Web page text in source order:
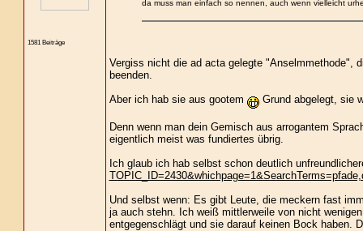
1581 Beiträge
da muss man einfach so nennen, auch wenn vielleicht
Vergiss nicht die ad acta gelegte "Anselmmethode",
beenden.
Aber ich hab sie aus gootem
Grund abgelegt, sie
Denn wenn man dein Gemisch aus arrogantem
eigentlich meist was fundiertes übrig.
Ich glaub ich hab selbst schon deutlich
Und selbst wenn: Es gibt Leute, die meckern fast
ja auch stehn. Ich weiß mittlerweile von nicht
entgegenschlägt und sie darauf keinen Bock haben.